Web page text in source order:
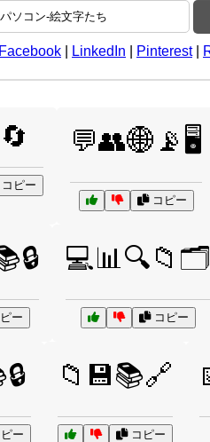
Facebook LinkedIn Pinterest|
ピー
💬👥🌐📡🖥️
コピー
ー
💻📊🔍📁🗂️
コピー
ー
📁💾📚🔗
コピー